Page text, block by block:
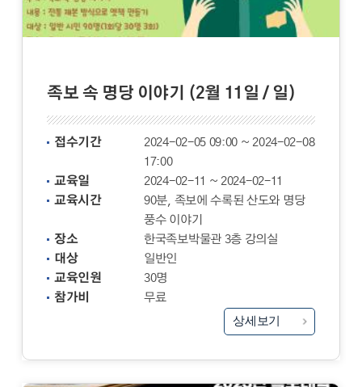
족보 속 명당 이야기 (2월 11일 / 일)
접수기간
2024-02-05 09:00 ~ 2024-02-08
17:00
교육일
2024-02-11 ~ 2024-02-11
교육시간
90분, 족보에 수록된 산도와 명당
풍수 이야기
장소
한국족보박물관 3층 강의실
대상
일반인
교육인원
30명
참가비
무료
상세보기